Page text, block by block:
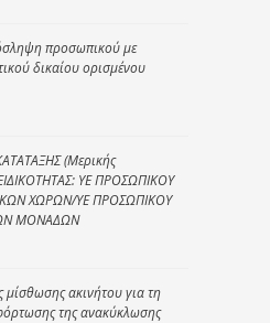
προσωπικού με
δικαίου ορισμένου
(Μερικής
ΥΕ ΠΡΟΣΩΠΙΚΟΥ
ΧΩΡΩΝ/ΥΕ ΠΡΟΣΩΠΙΚΟΥ
ΜΟΝΑΔΩΝ
ακινήτου για τη
της ανακύκλωσης